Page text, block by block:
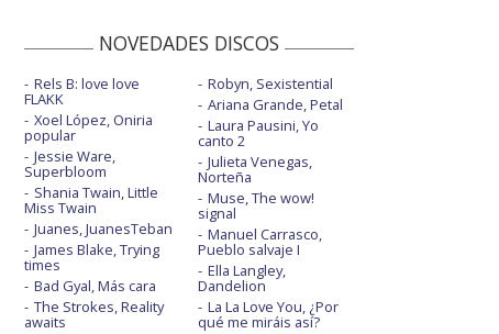
NOVEDADES DISCOS
Rels B: love love
FLAKK
Xoel López, Oniria
popular
Jessie Ware,
Superbloom
Shania Twain, Little
Miss Twain
Juanes, JuanesTeban
James Blake, Trying
times
Bad Gyal, Más cara
The Strokes, Reality
awaits
Robyn, Sexistential
Ariana Grande, Petal
Laura Pausini, Yo
canto 2
Julieta Venegas,
Norteña
Muse, The wow!
signal
Manuel Carrasco,
Pueblo salvaje I
Ella Langley,
Dandelion
La La Love You, ¿Por
qué me miráis así?